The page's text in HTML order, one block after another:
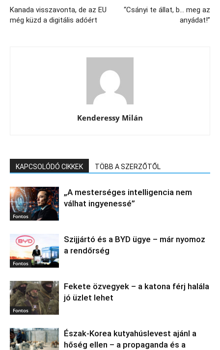
Kanada visszavonta, de az EU
még küzd a digitális adóért
“Csányi te állat, b… meg az
anyádat!”
Kenderessy Milán
KAPCSOLÓDÓ CIKKEK TÖBB A SZERZŐTŐL
Fontos
„A mesterséges intelligencia nem
válhat ingyenessé”
Fontos
Szijjártó és a BYD ügye – már nyomoz
a rendőrség
Fontos
Fekete özvegyek – a katona férj halála
jó üzlet lehet
Észak‑Korea kutyahúslevest ajánl a
hőség ellen – a propaganda és a